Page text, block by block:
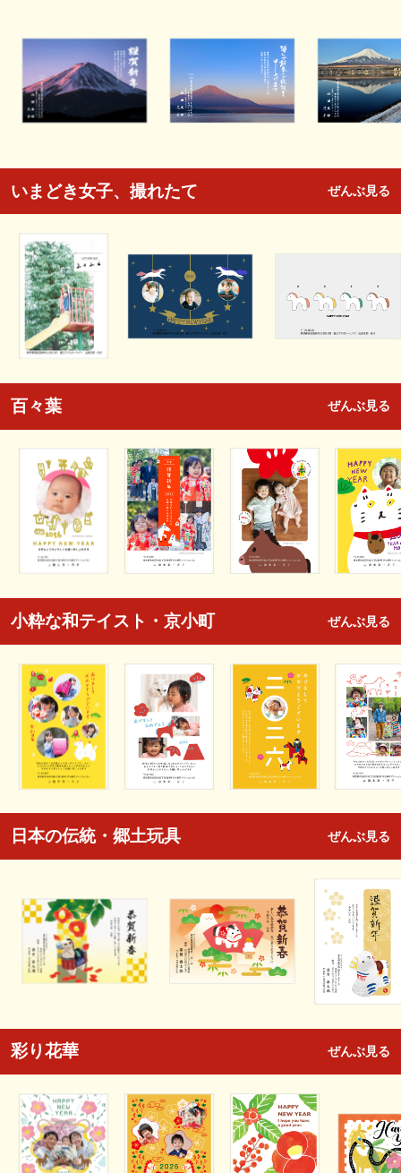
いまどき女子、撮れたて ぜんぶ見る
百々葉 ぜんぶ見る
小粋な和テイスト・京小町 ぜんぶ見る
日本の伝統・郷土玩具 ぜんぶ見る
彩り花華 ぜんぶ見る